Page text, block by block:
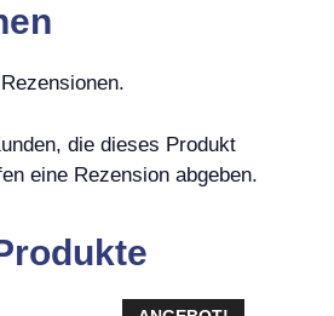
die dieses Produkt
eine Rezension abgeben.